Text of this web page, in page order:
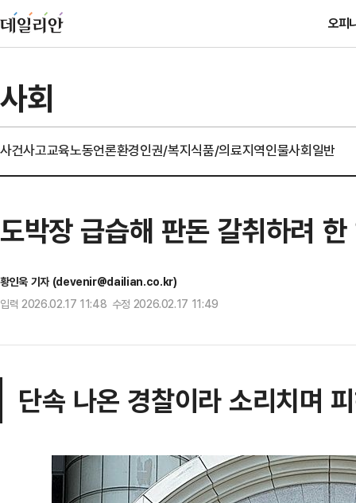
오피
사회
사건사고교육노동언론환경인권/복지식품/의료지역인물사회일반
도박장 급습해 판돈 갈취하려
황인욱 기자 (devenir@dailian.co.kr)
입력 2026.02.17 11:48 수정 2026.02.17 11:49
단속 나온 경찰이라 소리치며